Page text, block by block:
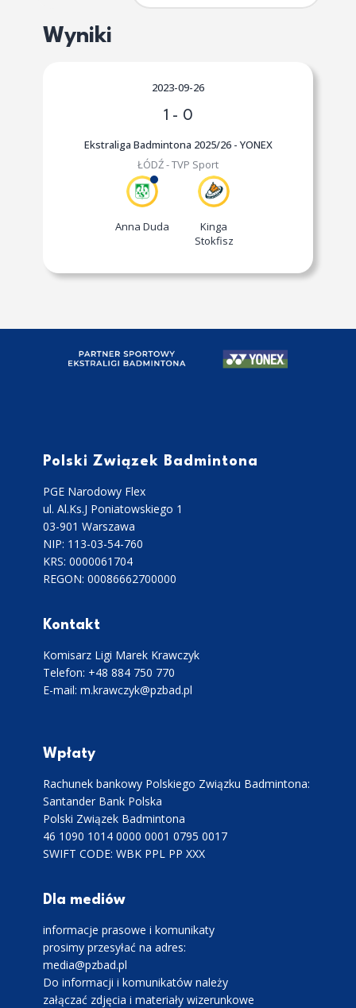
Wyniki
Anna Duda
Kinga
Stokfisz
2023-09-26
1 - 0
Ekstraliga Badmintona 2025/26 - YONEX
ŁÓDŹ - TVP Sport
Polski Związek Badmintona
PGE Narodowy Flex
ul. Al.Ks.J Poniatowskiego 1
03-901 Warszawa
NIP: 113-03-54-760
KRS: 0000061704
REGON: 00086662700000
Kontakt
Komisarz Ligi Marek Krawczyk
Telefon: +48 884 750 770
E-mail: m.krawczyk@pzbad.pl
Wpłaty
Rachunek bankowy Polskiego Związku Badmintona:
Santander Bank Polska
Polski Związek Badmintona
46 1090 1014 0000 0001 0795 0017
SWIFT CODE: WBK PPL PP XXX
Dla mediów
informacje prasowe i komunikaty
prosimy przesyłać na adres:
media@pzbad.pl
Do informacji i komunikatów należy
załączać zdjęcia i materiały wizerunkowe